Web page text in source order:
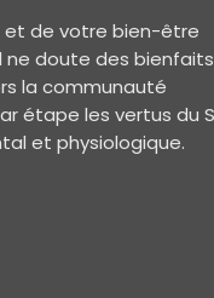
et de votre bien-être
ne doute des
la communauté
étape les vertus du
et physiologique.